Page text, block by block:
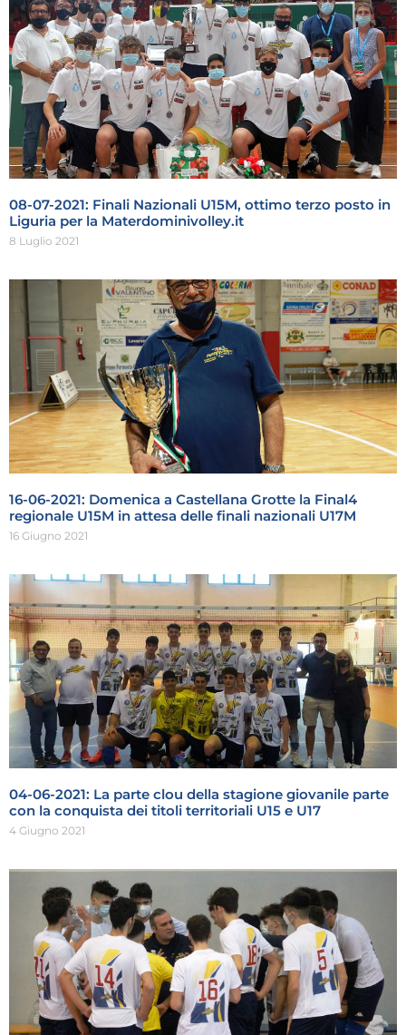
08-07-2021: Finali Nazionali U15M, ottimo terzo posto in
Liguria per la Materdominivolley.it
8 Luglio 2021
16-06-2021: Domenica a Castellana Grotte la Final4
regionale U15M in attesa delle finali nazionali U17M
16 Giugno 2021
04-06-2021: La parte clou della stagione giovanile parte
con la conquista dei titoli territoriali U15 e U17
4 Giugno 2021